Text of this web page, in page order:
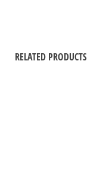
RELATED PRODUCTS